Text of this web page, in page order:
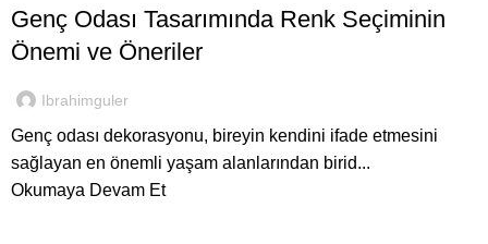
Genç Odası Tasarımında Renk Seçiminin
Önemi ve Öneriler
Ibrahimguler
Genç odası dekorasyonu, bireyin kendini ifade etmesini
sağlayan en önemli yaşam alanlarından birid...
Okumaya Devam Et